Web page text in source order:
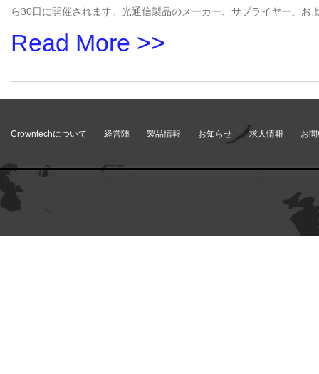
ら30日に開催されます。光通信製品のメーカー、サプライヤー、
Read More >>
Crowntechについて 経営陣 製品情報 お知らせ 求人情報 お